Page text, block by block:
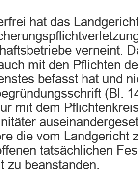
hat das
verneint.
mit den Pflichten
befasst hat und
(Bl.
mit dem
die vom Landgericht
tatsächlichen
zu beanstanden.